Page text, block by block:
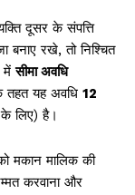
दूसर के संपत्ति
बनाए रखे, तो निश्चित
मेंसीमा अवधि
तहत यह अवधि 12
के लिए) है।
मकान मालिक की
करवाना और